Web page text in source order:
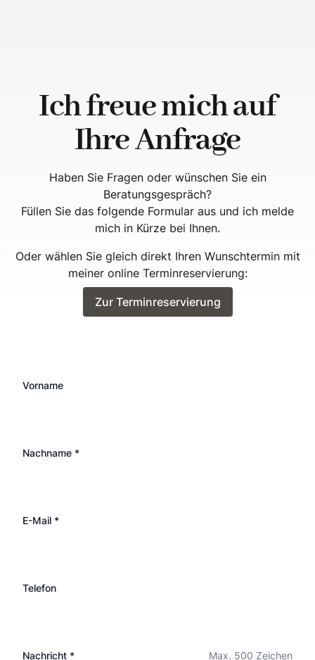
Ich freue mich auf
Ihre Anfrage
Haben Sie Fragen oder wünschen Sie ein
Beratungsgespräch?
Füllen Sie das folgende Formular aus und ich melde
mich in Kürze bei Ihnen.
Oder wählen Sie gleich direkt Ihren Wunschtermin mit
meiner online Terminreservierung:
Zur Terminreservierung
Vorname
Nachname *
E-Mail *
Telefon
Nachricht * Max. 500 Zeichen